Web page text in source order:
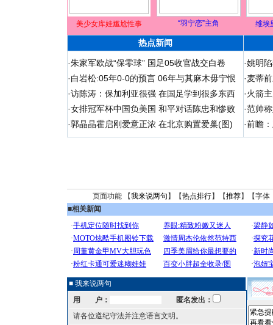
美少女库娃尴尬性事 “羽宁恋”主角 维埃
热点新闻
·朱家军欧战“保零球” 国足05收官战交白卷
·白岩松:05年0-0的预言 06年与其麻木毋宁恨
·访陈涛：保加利亚很强 在国足学到很多东西
·女排冠军杯中国负美国 和平对话陈忠和惨败
·郭晶晶霍启刚爱意正浓 在北京购置爱巢(图)
·姚明
·麦蒂
·火箭
·范帅
·前瞻
页面功能 【我来说两句 】【热点排行】【推荐】【字体
■相关新闻
■ 我来说两句
用 户：
匿名发出：
请各位遵纪守法并注意语言文明。